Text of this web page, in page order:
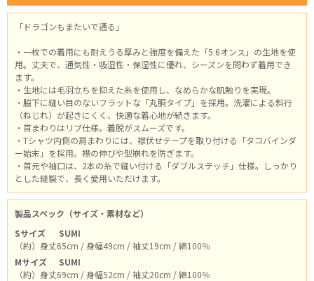
「ドラゴンもまたいで通る」
・一枚での着用にも耐えうる厚みと強度を備えた「5.6オンス」の生地を使
用。丈夫で、通気性・吸湿性・保湿性に優れ、シーズンを問わず着用でき
ます。
・生地には毛羽立ちを抑えた糸を使用し、なめらかな肌触りを実現。
・脇下に縫い目のないフラットな「丸胴タイプ」を採用。洗濯による斜行
（ねじれ）が起きにくく、快適な着心地が続きます。
・首まわりはリブ仕様。着脱がスムーズです。
・Tシャツ内側の肩まわりには、襟伏せテープを取り付ける「タコバインダ
ー始末」を採用。襟の伸びや型崩れを防ぎます。
・首元や袖口は、2本の糸で縫い付ける「ダブルステッチ」仕様。しっかり
とした縫製で、長く愛用いただけます。
製品スペック（サイズ・素材など）
Sサイズ
SUMI
（約）身丈65cm / 身幅49cm / 袖丈19cm / 綿100％
Mサイズ
SUMI
（約）身丈69cm / 身幅52cm / 袖丈20cm / 綿100％